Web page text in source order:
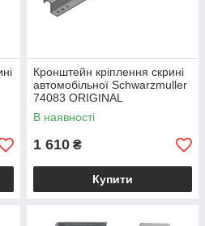
Кронштейн кріплення скрині
автомобільної Schwarzmuller
74083 ORIGINAL
В наявності
1 610 ₴
Купити